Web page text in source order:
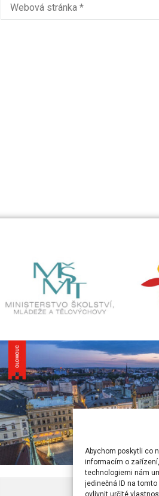
Abychom poskytli co
informacím o
technologiemi nám
jedinečná ID na
ovlivnit určité